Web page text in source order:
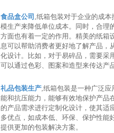
食品盒公司 ,纸箱包装对于企业的成
模生产来降低单位成本。同时，合理
方面也有着一定的作用。精美的纸箱
息可以帮助消费者更好地了解产品，
化设计。比如，对于易碎品，需要采
可以通过色彩、图案和造型来传达产
礼品包装生产,纸箱包装是一种广泛应
能和抗压能力，能够有效地保护产品
的产品需求进行定制化设计，使其适
多优点，如成本低、环保、保护性能
提供更加的包装解决方案。